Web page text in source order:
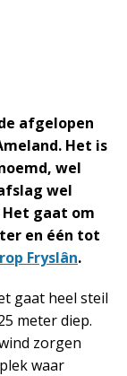
afgelopen
Het is
wel
wel
gaat om
en één tot
Fryslân.
gaat heel steil
meter diep.
zorgen
waar